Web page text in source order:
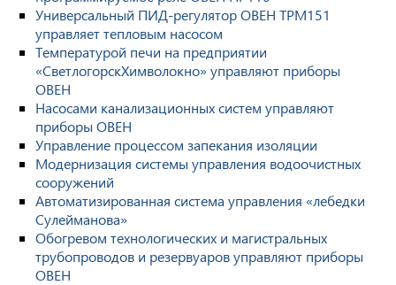
Универсальный ПИД-регулятор ОВЕН ТРМ151
управляет тепловым насосом
Температурой печи на предприятии
«СветлогорскХимволокно» управляют приборы
ОВЕН
Насосами канализационных систем управляют
приборы ОВЕН
Управление процессом запекания изоляции
Модернизация системы управления водоочистных
сооружений
Автоматизированная система управления «лебедки
Сулейманова»
Обогревом технологических и магистральных
трубопроводов и резервуаров управляют приборы
ОВЕН